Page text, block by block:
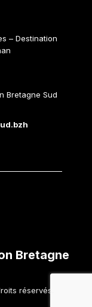
– Destination
Bretagne Sud
Bretagne
réservés.